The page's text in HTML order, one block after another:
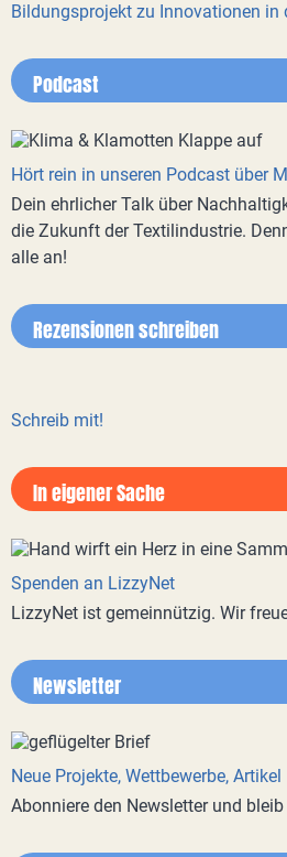
Bildungsprojekt zu Innovationen in
Podcast
Hört rein in unseren Podcast über
Dein ehrlicher Talk über
die Zukunft der Textilindustrie.
alle an!
Rezensionen schreiben
Schreib mit!
In eigener Sache
Spenden an LizzyNet
LizzyNet ist gemeinnützig. Wir
Newsletter
Neue Projekte, Wettbewerbe, Artikel
Abonniere den Newsletter und